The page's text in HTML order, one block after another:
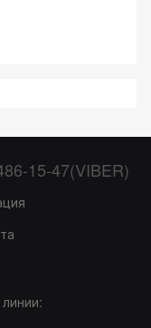
15-47(VIBER)